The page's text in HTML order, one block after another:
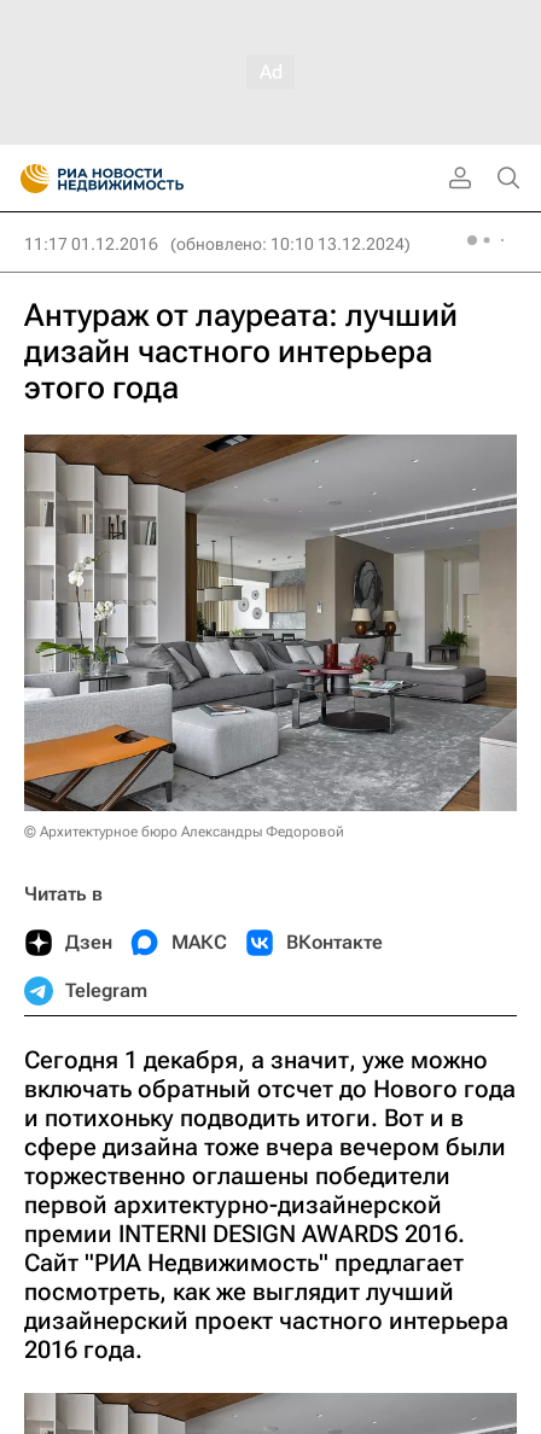
11:17 01.12.2016 (обновлено: 10:10 13.12.2024)
Антураж от лауреата: лучший
дизайн частного интерьера
этого года
© Архитектурное бюро Александры Федоровой
Читать в
Дзен МАКС ВКонтакте
Telegram
Сегодня 1 декабря, а значит, уже можно
включать обратный отсчет до Нового года
и потихоньку подводить итоги. Вот и в
сфере дизайна тоже вчера вечером были
торжественно оглашены победители
первой архитектурно-дизайнерской
премии INTERNI DESIGN AWARDS 2016.
Сайт "РИА Недвижимость" предлагает
посмотреть, как же выглядит лучший
дизайнерский проект частного интерьера
2016 года.